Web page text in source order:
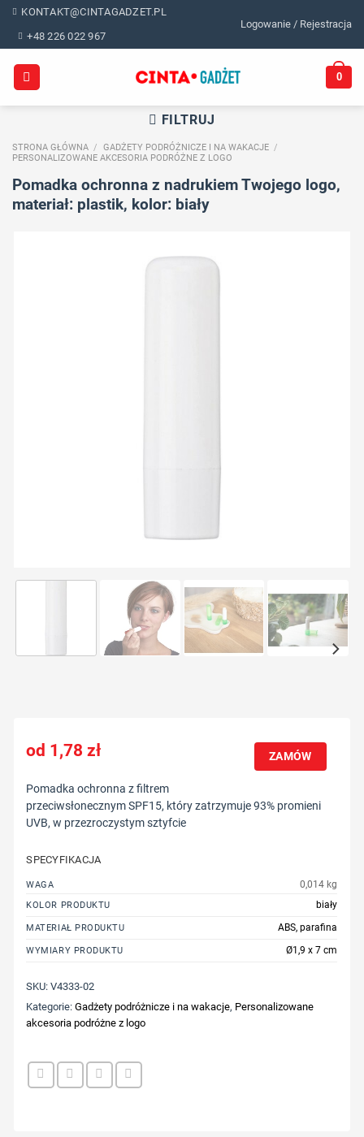
Skip
content
KONTAKT@CINTAGADZET.PL
+48 226 022 967
Logowanie / Rejestracja
0
FILTRUJ
STRONA GŁÓWNA / GADŻETY PODRÓŻNICZE I NA WAKACJE /
PERSONALIZOWANE AKCESORIA PODRÓŻNE Z LOGO
Pomadka ochronna z nadrukiem Twojego logo,
materiał: plastik, kolor: biały
1,78zł ZAMÓW
Pomadka ochronna z filtrem
przeciwsłonecznym SPF15, który zatrzymuje 93% promieni
UVB, w przezroczystym sztyfcie
SPECYFIKACJA
WAGA 0,014 kg
KOLOR PRODUKTU biały
MATERIAŁ PRODUKTU ABS, parafina
WYMIARY PRODUKTU Ø1,9 x 7 cm
SKU:V4333-02
Kategorie:Gadżety podróżnicze i na wakacje, Personalizowane
akcesoria podróżne z logo